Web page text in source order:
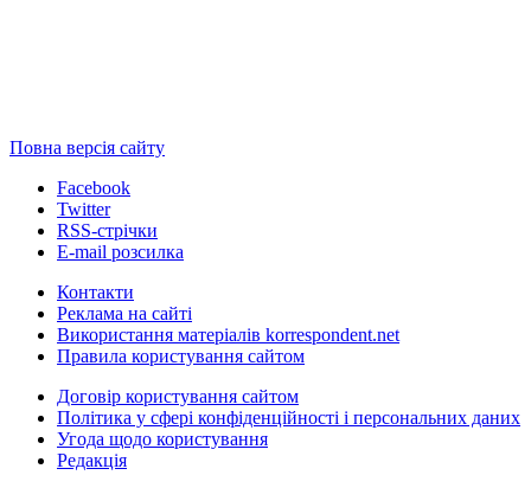
Повна версія сайту
Facebook
Twitter
RSS-стрічки
E-mail розсилка
Контакти
Реклама на сайті
Використання матеріалів korrespondent.net
Правила користування сайтом
Договір користування сайтом
Політика у сфері конфіденційності і персональних даних
Угода щодо користування
Редакція